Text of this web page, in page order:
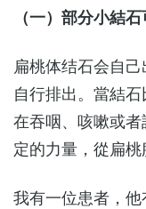
（一）部分小結
扁桃体结石会自
自行排出。當結
在吞咽、咳嗽或
定的力量，從扁桃
我有一位患者，